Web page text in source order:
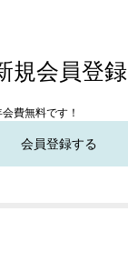
規会員登録
費無料です！
会員登録する